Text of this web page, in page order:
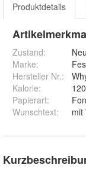
Produktdetails
Zustand:
Neu
Marke:
Hersteller Nr.:
Kalorie:
Papierart:
Wunschtext: